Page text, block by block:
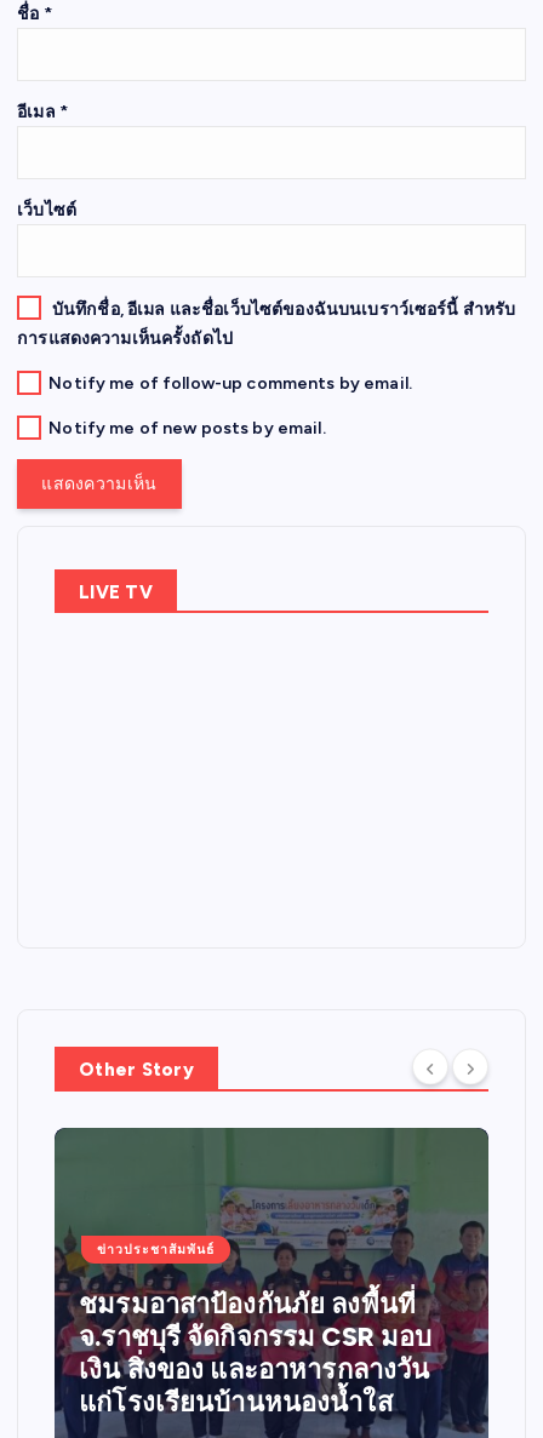
ชื่อ *
อีเมล *
เว็บไซต์
บันทึกชื่อ, อีเมล และชื่อเว็บไซต์ของฉันบนเบราว์เซอร์นี้ สำหรับ
การแสดงความเห็นครั้งถัดไป
Notify me of follow-up comments by email.
Notify me of new posts by email.
LIVE TV
Other Story
ข่าวประชาสัมพันธ์
สะท้อนพลังแห่งศรัทธาและการ
แบ่งปัน